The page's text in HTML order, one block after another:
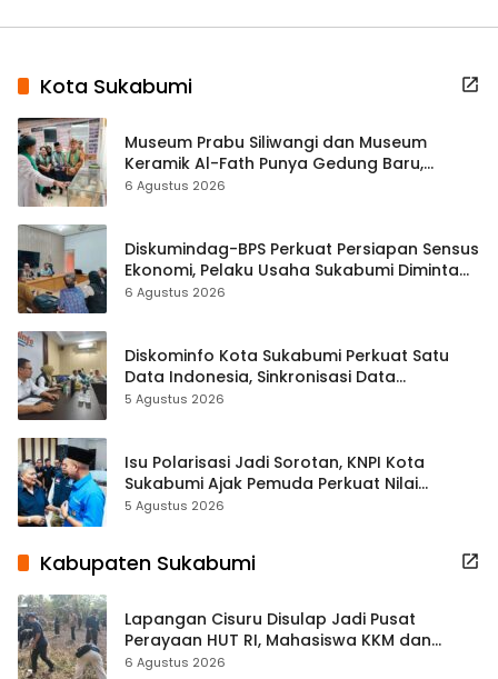
Kota Sukabumi
Museum Prabu Siliwangi dan Museum
Keramik Al-Fath Punya Gedung Baru,
Hampir 500 Koleksi Dipisahkan
6 Agustus 2026
Diskumindag-BPS Perkuat Persiapan Sensus
Ekonomi, Pelaku Usaha Sukabumi Diminta
Terbuka Beri Data
6 Agustus 2026
Diskominfo Kota Sukabumi Perkuat Satu
Data Indonesia, Sinkronisasi Data
Kewilayahan Dikebut
5 Agustus 2026
Isu Polarisasi Jadi Sorotan, KNPI Kota
Sukabumi Ajak Pemuda Perkuat Nilai
Kebangsaan
5 Agustus 2026
Kabupaten Sukabumi
Lapangan Cisuru Disulap Jadi Pusat
Perayaan HUT RI, Mahasiswa KKM dan
Warga Satukan Tenaga
6 Agustus 2026